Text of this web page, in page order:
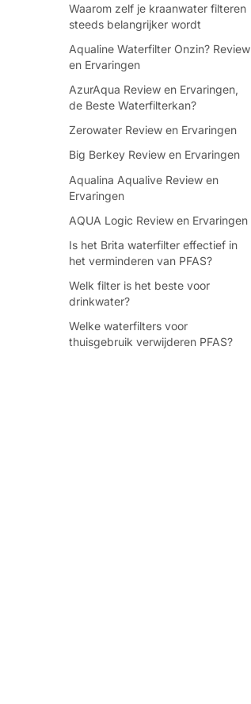
Waarom zelf je kraanwater filteren
steeds belangrijker wordt
Aqualine Waterfilter Onzin? Review
en Ervaringen
AzurAqua Review en Ervaringen,
de Beste Waterfilterkan?
Zerowater Review en Ervaringen
Big Berkey Review en Ervaringen
Aqualina Aqualive Review en
Ervaringen
AQUA Logic Review en Ervaringen
Is het Brita waterfilter effectief in
het verminderen van PFAS?
Welk filter is het beste voor
drinkwater?
Welke waterfilters voor
thuisgebruik verwijderen PFAS?